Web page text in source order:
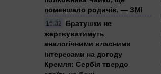
поменшало родичів, — ЗМІ
16:32
Братушки не
жертвуватимуть
аналогічними власними
інтересами на догоду
Кремля: Сербія твердо